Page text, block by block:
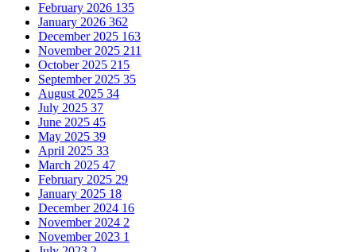
February 2026 135
January 2026 362
December 2025 163
November 2025 211
October 2025 215
September 2025 35
August 2025 34
July 2025 37
June 2025 45
May 2025 39
April 2025 33
March 2025 47
February 2025 29
January 2025 18
December 2024 16
November 2024 2
November 2023 1